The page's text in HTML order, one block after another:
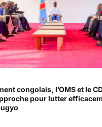
congolais, l’OMS et le
pour lutter